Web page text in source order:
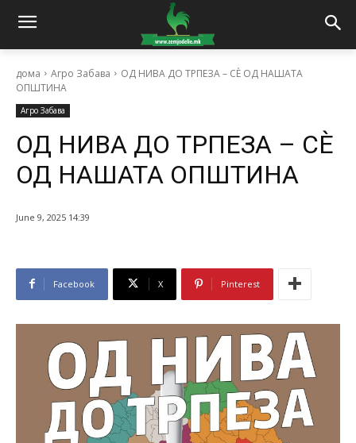
дома Агро Забава
ОД НИВА ДО ТРПЕЗА – СÈ ОД НАШАТА
ОПШТИНА
Агро Забава
ОД НИВА ДО ТРПЕЗА – СÈ
ОД НАШАТА ОПШТИНА
June 9, 2025 14:39
Facebook X Pinterest